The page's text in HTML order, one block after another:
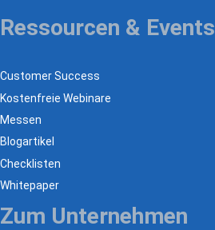
Ressourcen & Events
Customer Success
Kostenfreie Webinare
Messen
Blogartikel
Checklisten
Whitepaper
Zum Unternehmen